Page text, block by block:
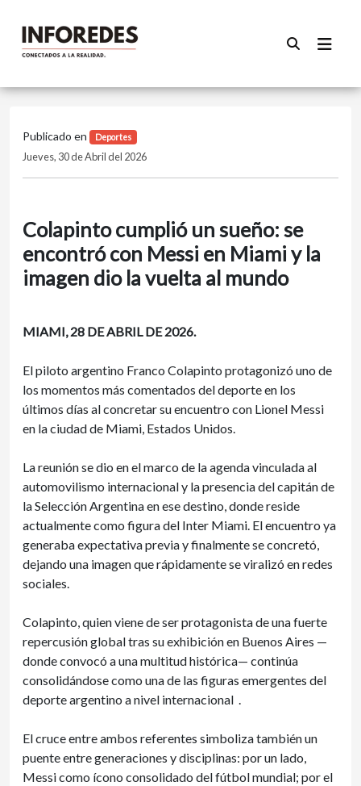
Publicado en Deportes
Jueves, 30 de Abril del 2026
Colapinto cumplió un sueño: se
encontró con Messi en Miami y la
imagen dio la vuelta al mundo
MIAMI, 28 DE ABRIL DE 2026.
El piloto argentino Franco Colapinto protagonizó uno de
los momentos más comentados del deporte en los
últimos días al concretar su encuentro con Lionel Messi
en la ciudad de Miami, Estados Unidos.
La reunión se dio en el marco de la agenda vinculada al
automovilismo internacional y la presencia del capitán de
la Selección Argentina en ese destino, donde reside
actualmente como figura del Inter Miami. El encuentro ya
generaba expectativa previa y finalmente se concretó,
dejando una imagen que rápidamente se viralizó en redes
sociales.
Colapinto, quien viene de ser protagonista de una fuerte
repercusión global tras su exhibición en Buenos Aires —
donde convocó a una multitud histórica— continúa
consolidándose como una de las figuras emergentes del
deporte argentino a nivel internacional .
El cruce entre ambos referentes simboliza también un
puente entre generaciones y disciplinas: por un lado,
Messi como ícono consolidado del fútbol mundial; por el